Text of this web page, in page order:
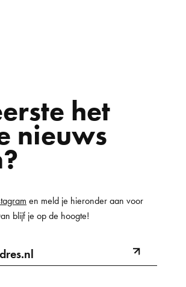
het
nieuws
en meld je hieronder aan voor
blijf je op de hoogte!
meld
aan